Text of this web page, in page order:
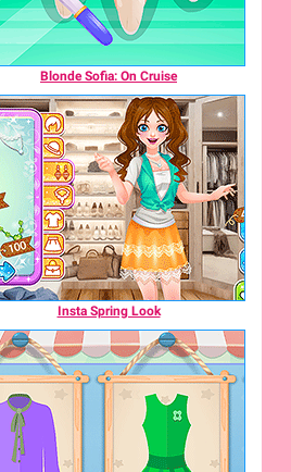
Blonde Sofia: On Cruise
Insta Spring Look